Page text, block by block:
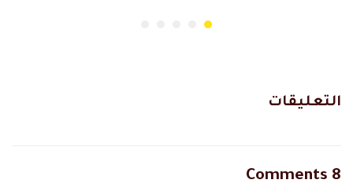
التعليقات
8 Comments